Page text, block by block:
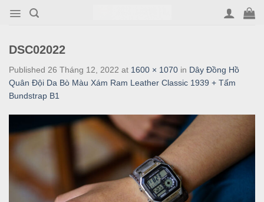
DSC02022
Published 26 Tháng 12, 2022 at 1600 × 1070 in Dây Đồng Hồ
Quân Đội Da Bò Màu Xám Ram Leather Classic 1939 + Tấm
Bundstrap B1